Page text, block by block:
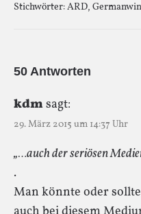
Stichwörter:ARD,
50 Antworten
kdmsagt:
29. März 2015 um 14:37 Uhr
„…auch der seriösen
.
Man könnte oder